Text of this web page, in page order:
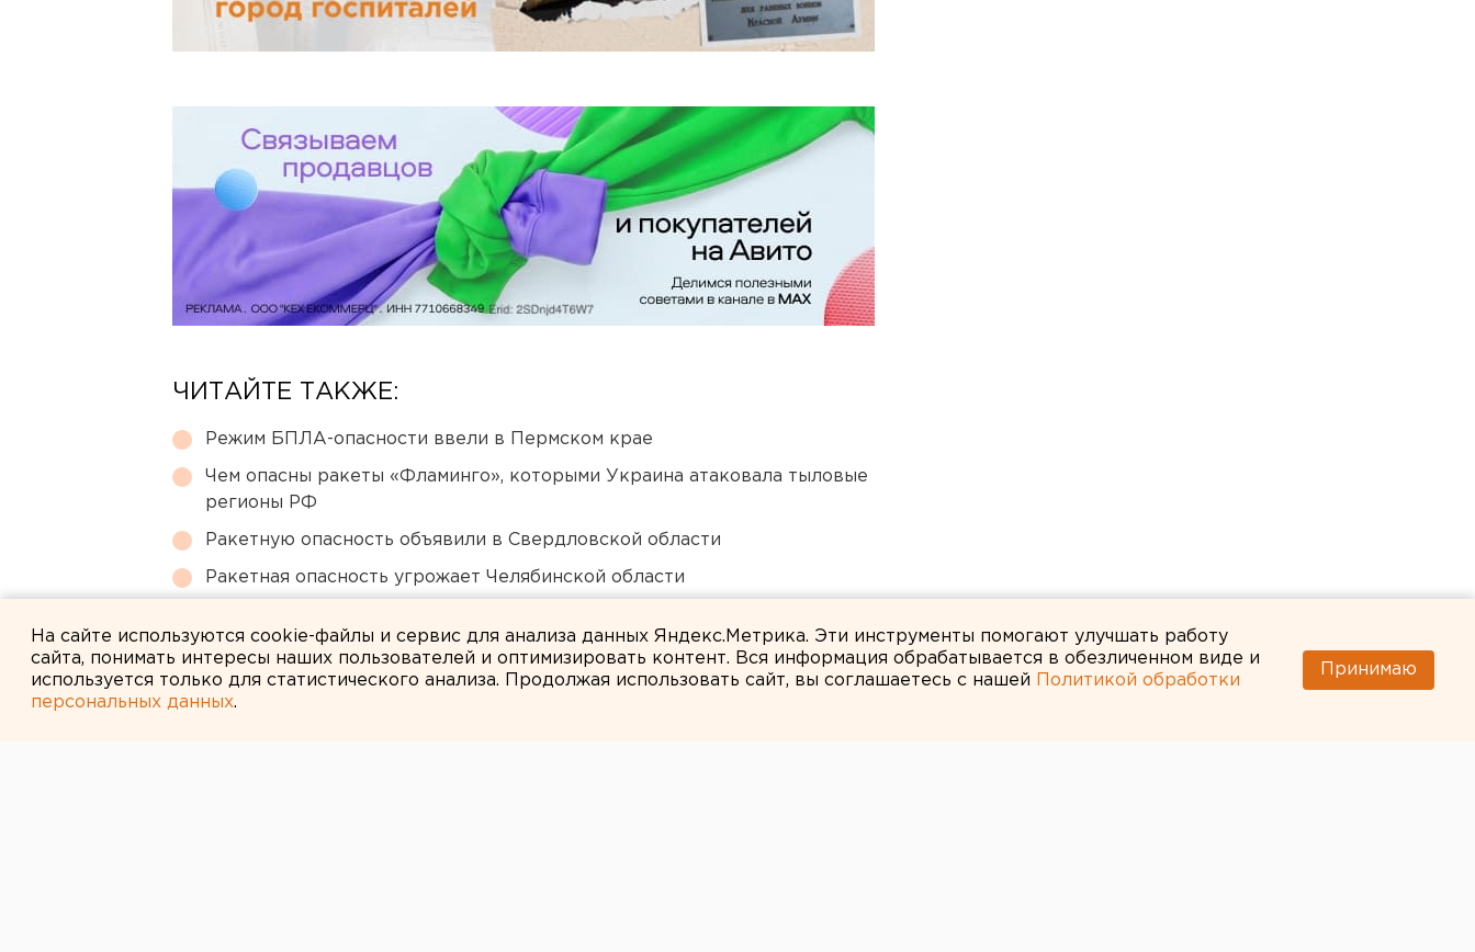
ЧИТАЙТЕ ТАКЖЕ:
Режим БПЛА-опасности ввели в Пермском крае
Чем опасны ракеты «Фламинго», которыми Украина атаковала тыловые
регионы РФ
Ракетную опасность объявили в Свердловской области
Ракетная опасность угрожает Челябинской области
На сайте используются cookie-файлы и сервис для анализа данных Яндекс.Метрика. Эти инструменты помогают улучшать работу
сайта, понимать интересы наших пользователей и оптимизировать контент. Вся информация обрабатывается в обезличенном виде и
используется только для статистического анализа. Продолжая использовать сайт, вы соглашаетесь с нашей
Политикой обработки
персональных данных.
Принимаю